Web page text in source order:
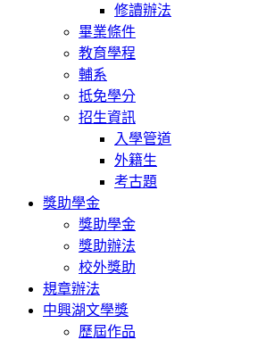
修讀辦法
畢業條件
教育學程
輔系
抵免學分
招生資訊
入學管道
外籍生
考古題
獎助學金
獎助學金
獎助辦法
校外獎助
規章辦法
中興湖文學獎
歷屆作品